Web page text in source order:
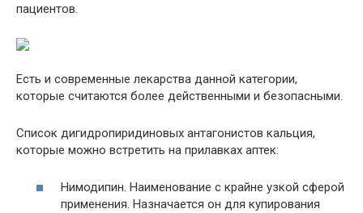
пациентов.
Есть и современные лекарства данной категории,
которые считаются более действенными и безопасными.
Список дигидропиридиновых антагонистов кальция,
которые можно встретить на прилавках аптек:
Нимодипин. Наименование с крайне узкой сферой
применения. Назначается он для купирования